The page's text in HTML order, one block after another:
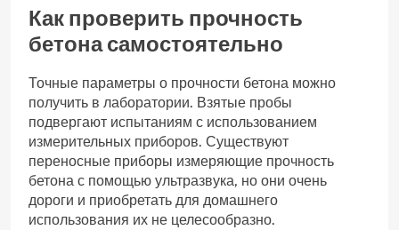
Как проверить прочность
бетона самостоятельно
Точные параметры о прочности бетона можно
получить в лаборатории. Взятые пробы
подвергают испытаниям с использованием
измерительных приборов. Существуют
переносные приборы измеряющие прочность
бетона с помощью ультразвука, но они очень
дороги и приобретать для домашнего
использования их не целесообразно.